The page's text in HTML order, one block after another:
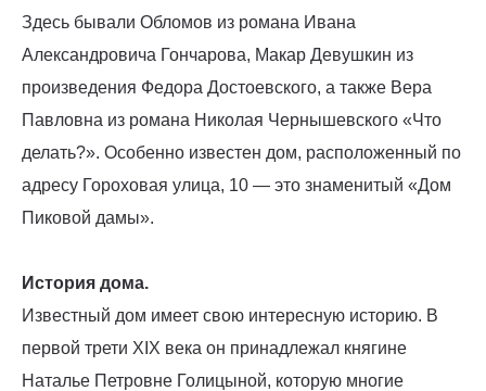
Здесь бывали Обломов из романа Ивана
Александровича Гончарова, Макар Девушкин из
произведения Федора Достоевского, а также Вера
Павловна из романа Николая Чернышевского «Что
делать?». Особенно известен дом, расположенный по
адресу Гороховая улица, 10 — это знаменитый «Дом
Пиковой дамы».
История дома.
Известный дом имеет свою интересную историю. В
первой трети XIX века он принадлежал княгине
Наталье Петровне Голицыной, которую многие